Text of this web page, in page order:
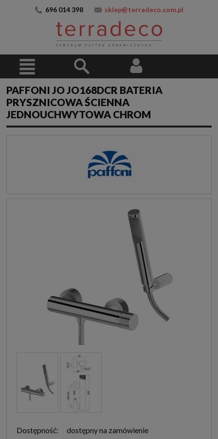
696 014 398 sklep@terradeco.com.pl
PAFFONI JO JO168DCR BATERIA
PRYSZNICOWA ŚCIENNA
JEDNOUCHWYTOWA CHROM
Dostępność:
dostępny na zamówienie